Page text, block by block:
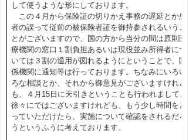
して使うような形にしております。
この４月から保険証の切りかえ事務の遅延とか患
者の誤って従前の被保険者証を御持参されるいうこ
とがございますので、国の方から当分の間は原則医
療機関の窓口１割負担あるいは現役並み所得者につ
いては３割の適用が図れるようにということで、関
係機関に通知等は行っております。ちなみにいろい
ろな相談とか、それから御意見がございますけれど
も、４月15日に天引きということも行われまして、
徐々にではございますけれども、もう少し時間をと
っていただけたら、実施について確認をされるだろ
うというふうに考えております。